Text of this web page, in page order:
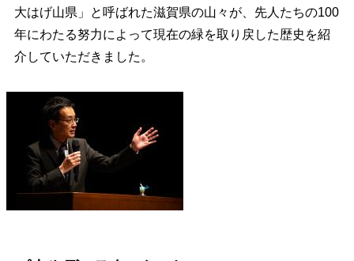
大はげ山県」と呼ばれた滋賀県の山々が、先人たちの100
年にわたる努力によって現在の緑を取り戻した歴史を紹
介していただきました。